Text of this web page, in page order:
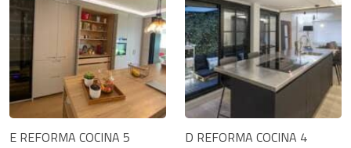
E REFORMA COCINA 5 D REFORMA COCINA 4